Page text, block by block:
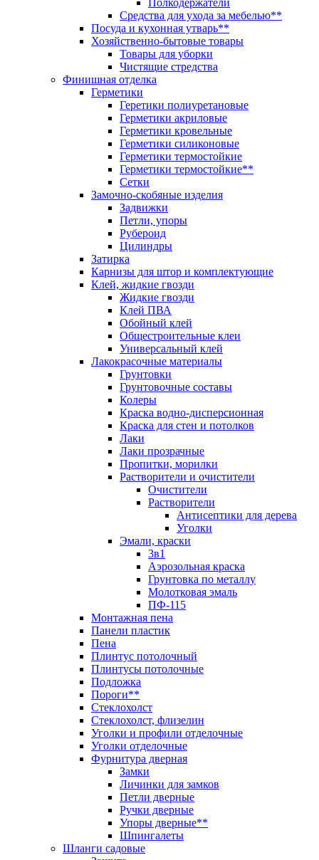
Полкодержатели
Средства для ухода за мебелью**
Посуда и кухонная утварь**
Хозяйственно-бытовые товары
Товары для уборки
Чистящие стредства
Финишная отделка
Герметики
Геретики полиуретановые
Герметики акриловые
Герметики кровельные
Герметики силиконовые
Герметики термостойкие
Герметики термостойкие**
Сетки
Замочно-скобяные изделия
Задвижки
Петли, упоры
Рубероид
Цилиндры
Затирка
Карнизы для штор и комплектующие
Клей, жидкие гвозди
Жидкие гвозди
Клей ПВА
Обойный клей
Общестроительные клеи
Универсальный клей
Лакокрасочные материалы
Грунтовки
Грунтовочные составы
Колеры
Краска водно-дисперсионная
Краска для стен и потолков
Лаки
Лаки прозрачные
Пропитки, морилки
Растворители и очистители
Очистители
Растворители
Антисептики для дерева
Уголки
Эмали, краски
3в1
Аэрозольная краска
Грунтовка по металлу
Молотковая эмаль
ПФ-115
Монтажная пена
Панели пластик
Пена
Плинтус потолочный
Плинтусы потолочные
Подложка
Пороги**
Стеклохолст
Стеклохолст, флизелин
Уголки и профили отделочные
Уголки отделочные
Фурнитура дверная
Замки
Личинки для замков
Петли дверные
Ручки дверные
Упоры дверные**
Шпингалеты
Шланги садовые